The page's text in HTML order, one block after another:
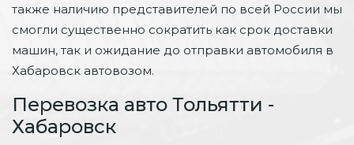
также наличию представителей по всей России мы
смогли существенно сократить как срок доставки
машин, так и ожидание до отправки автомобиля в
Хабаровск автовозом.
Перевозка авто Тольятти -
Хабаровск